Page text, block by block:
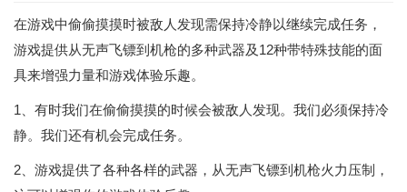
在游戏中偷偷摸摸时被敌人发现需保持冷静以继续完成任务，
游戏提供从无声飞镖到机枪的多种武器及12种带特殊技能的面
具来增强力量和游戏体验乐趣。
1、有时我们在偷偷摸摸的时候会被敌人发现。我们必须保持冷
静。我们还有机会完成任务。
2、游戏提供了各种各样的武器，从无声飞镖到机枪火力压制，